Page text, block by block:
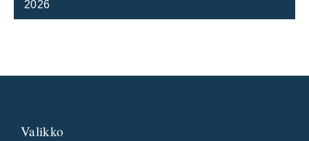
2026
Valikko